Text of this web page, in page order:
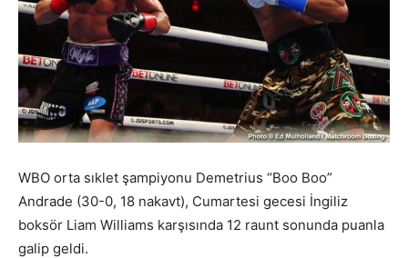
WBO orta sıklet şampiyonu Demetrius “Boo Boo”
Andrade (30-0, 18 nakavt), Cumartesi gecesi İngiliz
boksör Liam Williams karşısında 12 raunt sonunda puanla
galip geldi.